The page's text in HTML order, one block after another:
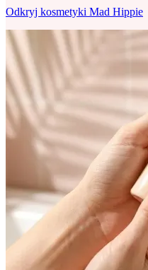
Odkryj kosmetyki Mad Hippie